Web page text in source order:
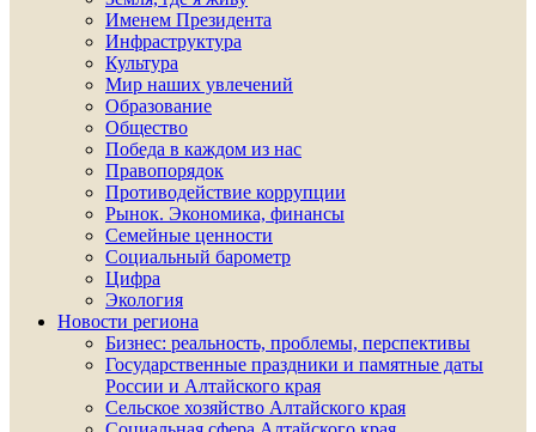
Именем Президента
Инфраструктура
Культура
Мир наших увлечений
Образование
Общество
Победа в каждом из нас
Правопорядок
Противодействие коррупции
Рынок. Экономика, финансы
Семейные ценности
Социальный барометр
Цифра
Экология
Новости региона
Бизнес: реальность, проблемы, перспективы
Государственные праздники и памятные даты
России и Алтайского края
Сельское хозяйство Алтайского края